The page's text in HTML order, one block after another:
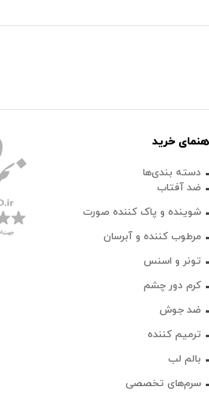
خرید
دسته بندی‌ها
ضد آفتاب
شوینده و پاک‌ کننده صورت
مرطوب کننده و آبرسان
تونر و اسنس
کرم دور چشم
ضد جوش
ترمیم کننده
بالم لب
سرم‌های تخصصی